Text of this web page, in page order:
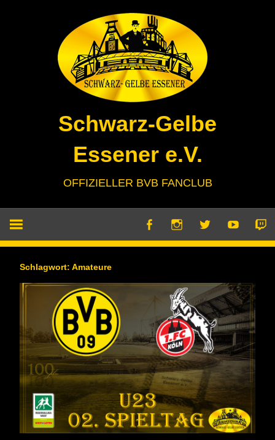
Schwarz-Gelbe
Essener e.V.
OFFIZIELLER BVB FANCLUB
Schlagwort: Amateure